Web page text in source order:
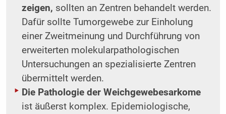
zeigen, sollten an Zentren behandelt werden.
Dafür sollte Tumorgewebe zur Einholung
einer Zweitmeinung und Durchführung von
erweiterten molekularpathologischen
Untersuchungen an spezialisierte Zentren
übermittelt werden.
Die Pathologie der Weichgewebesarkome
ist äußerst komplex. Epidemiologische,